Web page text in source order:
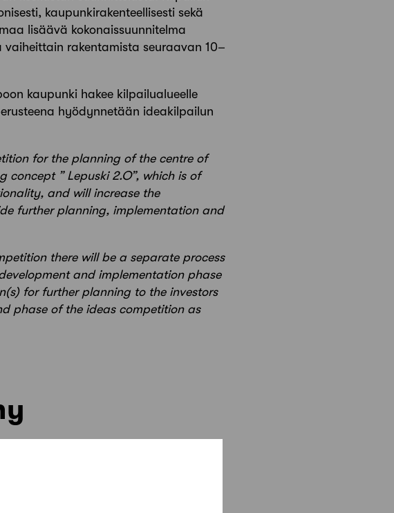
kaupunkirakenteellisesti sekä
lisäävä kokonaissuunnitelma
rakentamista seuraavan 10–
kaupunki hakee kilpailualueelle
hyödynnetään ideakilpailun
for the planning of the centre of
” Lepuski 2.O”, which is of
and will increase the
further planning, implementation and
there will be a separate process
and implementation phase
for further planning to the investors
phase of the ideas competition as